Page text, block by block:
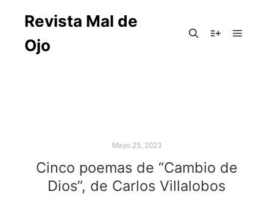
Revista Mal de
Ojo
Mayo 25, 2023
Cinco poemas de “Cambio de
Dios”, de Carlos Villalobos